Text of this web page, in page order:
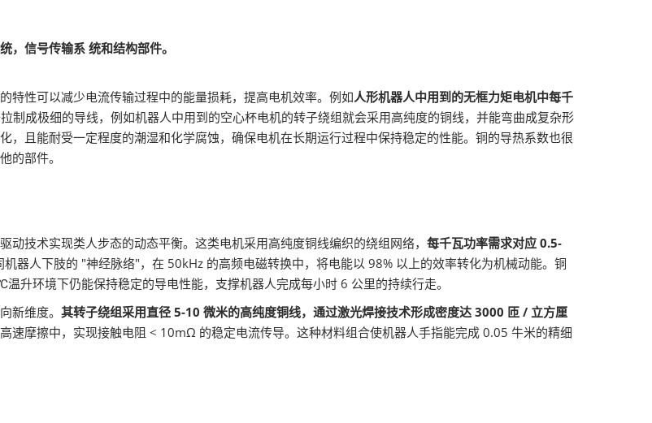
，信号传输系 统和结构部件。
特性可以减少电流传输过程中的能量损耗，提高电机效率。例如人形机器人中用到的无框力矩电机中每千
制成极细的导线，例如机器人中用到的空心杯电机的转子绕组就会采用高纯度的铜线，并能弯曲成复杂形
且能耐受一定程度的潮湿和化学腐蚀，确保电机在长期运行过程中保持稳定的性能。铜的导热系数也很
的部件。
技术实现类人步态的动态平衡。这类电机采用高纯度铜线编织的绕组网络， 每千瓦功率需求对应 0.5-
机器人下肢的 "神经脉络"，在 50kHz 的高频电磁转换中，将电能以 98% 以上的效率转化为机械动能。铜
升环境下仍能保持稳定的导电性能，支撑机器人完成每小时 6 公里的持续行走。
新维度。 其转子绕组采用直径 5-10 微米的高纯度铜线，通过激光焊接技术形成密度达 3000 匝 / 立方厘
速摩擦中，实现接触电阻 < 10mΩ 的稳定电流传导。这种材料组合使机器人手指能完成 0.05 牛米的精细